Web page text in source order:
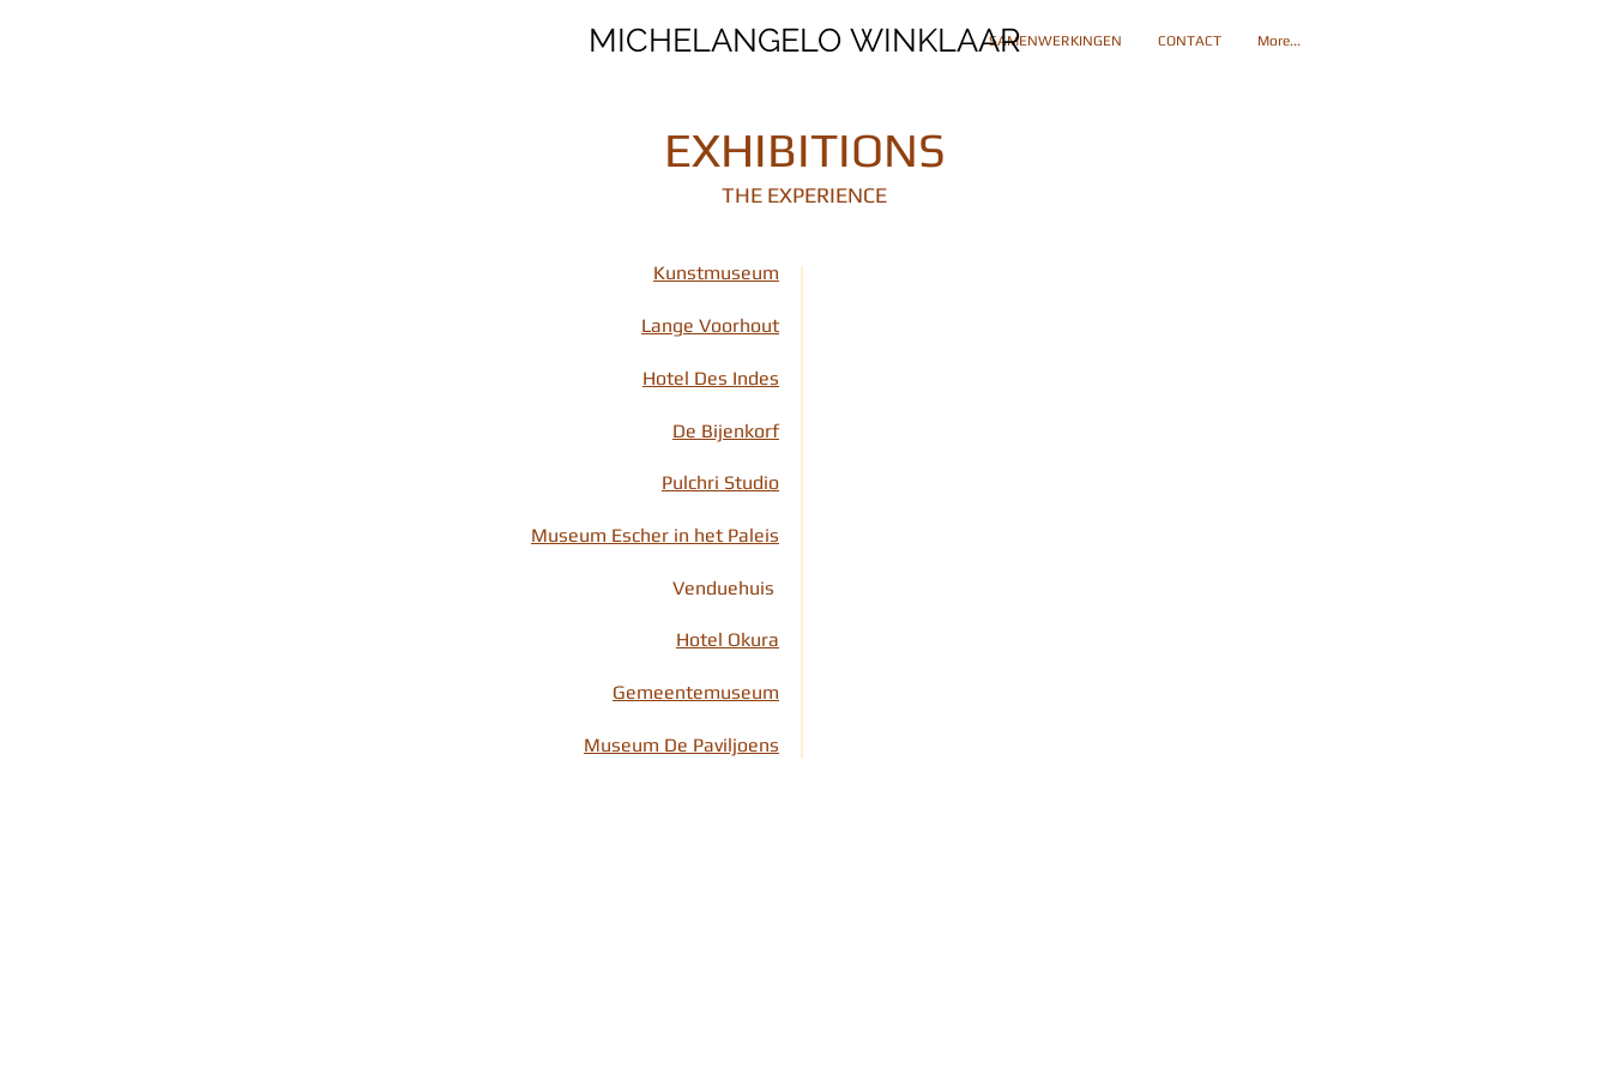
SAMENWERKINGEN CONTACT More...
MICHELANGELO WINKLAAR
MICHELANGELO WINKLAAR
EXHIBITIONS
THE EXPERIENCE
Lange Voorhout
Hotel Des Indes
De Bijenkorf
Pulchri Studio
Museum Escher in het Paleis
Venduehuis
Hotel Okura
Museum De Paviljoens
Gemeentemuseum
Kunstmuseum